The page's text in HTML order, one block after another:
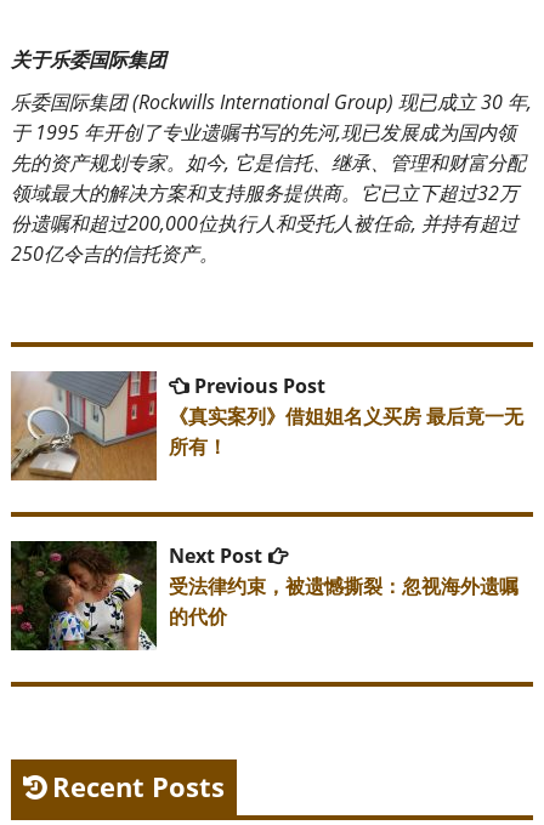
关于乐委国际集团
乐委国际集团(Rockwills International Group) 现已成立30 年,
于1995 年开创了专业遗嘱书写的先河,现已发展成为国内领
先的资产规划专家。如今, 它是信托、继承、管理和财富分配
领域最大的解决方案和支持服务提供商。它已立下超过32万
份遗嘱和超过200,000位执行人和受托人被任命, 并持有超过
250亿令吉的信托资产。
Post
navigation
Previous PostPrevious
post:
《真实案列》借姐姐名义买房 最后竟一无
所有！
Next Post
Next
post:
受法律约束，被遗憾撕裂：忽视海外遗嘱
的代价
Recent Posts